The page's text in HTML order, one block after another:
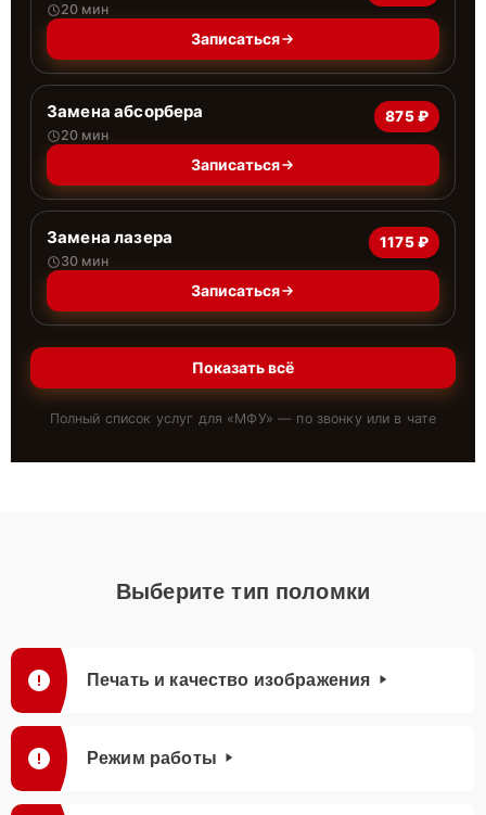
20 мин
Записаться
Замена абсорбера
20 мин
875 ₽
Записаться
Замена лазера
30 мин
1175 ₽
Записаться
Показать всё
Полный список услуг для «МФУ» — по звонку или в чате
Выберите тип поломки
Печать и качество изображения
Режим работы